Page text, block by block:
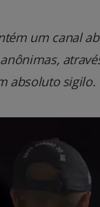
um canal
absoluto sigilo.